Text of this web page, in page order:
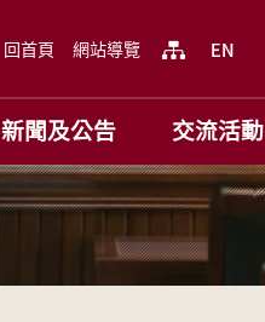
回首頁 網站導覽
新聞及公告 交流活動